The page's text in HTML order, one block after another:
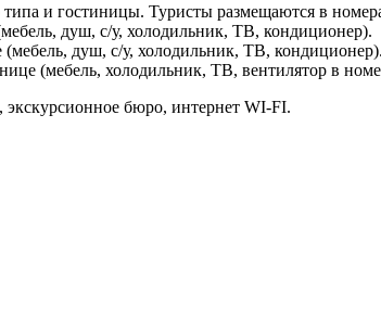
и гостиницы. Туристы размещаются в
душ, с/у, холодильник, ТВ, кондиционер).
душ, с/у, холодильник, ТВ, кондиционер).
(мебель, холодильник, ТВ, вентилятор в
экскурсионное бюро, интернет WI-FI.